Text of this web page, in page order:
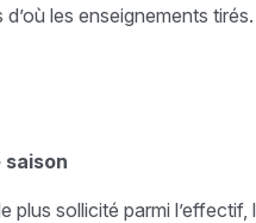
les enseignements tirés.
saison
plus sollicité parmi